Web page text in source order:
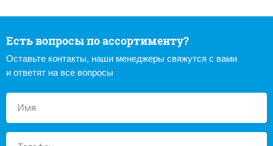
Есть вопросы по ассортименту?
Оставьте контакты, наши менеджеры свяжутся с вами
и ответят на все вопросы